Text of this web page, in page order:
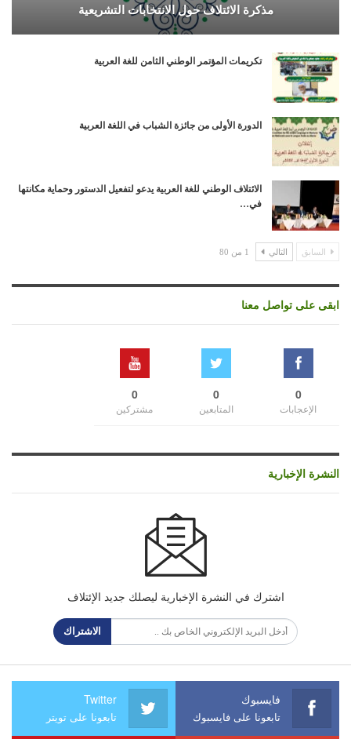
مذكرة الائتلاف حول الانتخابات التشريعية
تكريمات المؤتمر الوطني الثامن للغة العربية
الدورة الأولى من جائزة الشباب في اللغة العربية
الائتلاف الوطني للغة العربية يدعو لتفعيل الدستور وحماية مكانتها
في…
السابق التالي 1 من 80
ابقى على تواصل معنا
0
الإعجابات
0
المتابعين
0
مشتركين
النشرة الإخبارية
اشترك في النشرة الإخبارية ليصلك جديد الإئتلاف
الاشتراك
فايسبوك
تابعونا على فايسبوك
Twitter
تابعونا على تويتر